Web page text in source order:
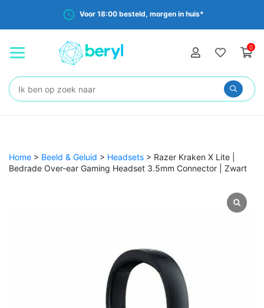
Voor 18:00 besteld, morgen in huis*
0
Zoeken:
Home > Beeld & Geluid > Headsets > Razer Kraken X Lite |
Bedrade Over-ear Gaming Headset 3.5mm Connector | Zwart